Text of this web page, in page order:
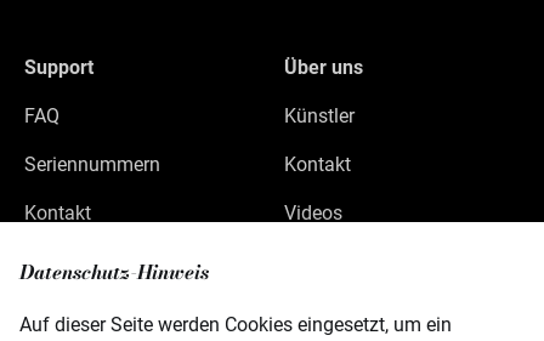
Datenschutz-Hinweis
Auf dieser Seite werden Cookies eingesetzt, um ein
Support
FAQ
Seriennummern
Kontakt
Über uns
Künstler
Kontakt
Videos